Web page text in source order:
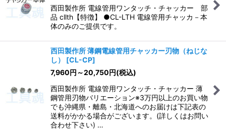
西田製作所 電線管用ワンタッチ・チャッカー 部
品 cllth【特徴】 ●CL-LTH 電線管用チャッカ－本
体のみのご提供です。
西田製作所 薄鋼電線管用チャッカー刃物（ねじな
し）
[CL-CP]
7,960円 ～20,750円(税込)
西田製作所 電線管用ワンタッチ・チャッカー 薄
鋼管用刃物バリエーション※3万円以上のお買い物
でも沖縄県・離島・北海道へのお届けは下記表の
送料がかかる場合がございます。(詳しくはお問い
合わせ下さい) …